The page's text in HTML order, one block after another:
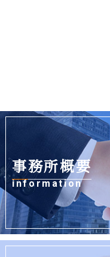
事務所概要
information